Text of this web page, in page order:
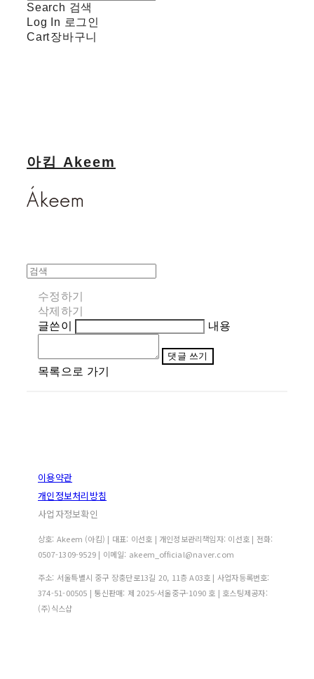
Search 검색
Log In 로그인
Cart장바구니
아킴 Akeem
수정하기
삭제하기
글쓴이
내용
댓글 쓰기
목록으로 가기
이용약관
개인정보처리방침
사업자정보확인
상호: Akeem (아킴) | 대표: 이선호 | 개인정보관리책임자: 이선호 | 전화:
0507-1309-9529 | 이메일: akeem_official@naver.com
주소: 서울특별시 중구 장충단로13길 20, 11층 A03호 | 사업자등록번호:
374-51-00505 | 통신판매: 제 2025-서울중구-1090 호 | 호스팅제공자:
(주)식스샵